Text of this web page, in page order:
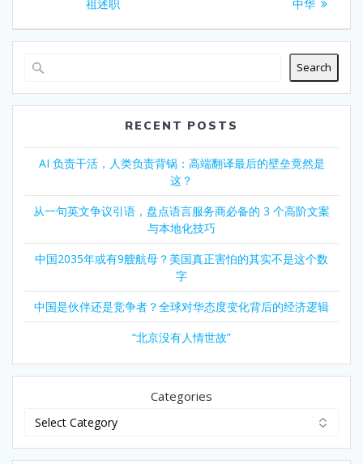
祖述职 中华
Search
RECENT POSTS
AI 负责干活，人类负责背锅：高端翻译最后的壁垒竟然是
这？
从一句英文争议引语，盘点语言服务商必备的 3 个高阶文案
与本地化技巧
中国2035年或有9艘航母？美国真正害怕的其实不是这个数
字
中国是伙伴还是竞争者？全球对华态度变化背后的经济逻辑
“北京没有人情世故”
Categories